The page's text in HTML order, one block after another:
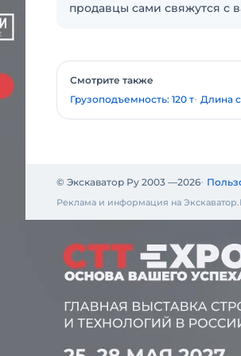
продавцы сами свяжутся с
Смотрите также
Грузоподъемность: 120 т Длина
© Экскаватор Ру 2003 —2026
Реклама и информация на